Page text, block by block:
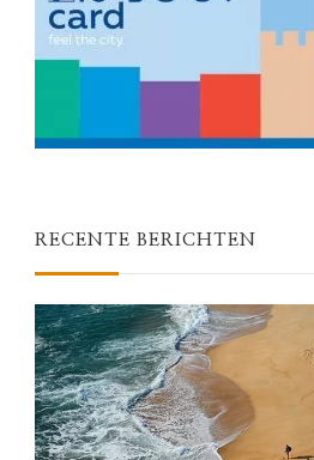
RECENTE BERICHTEN